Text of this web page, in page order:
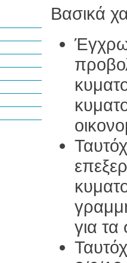
Βασικά
για